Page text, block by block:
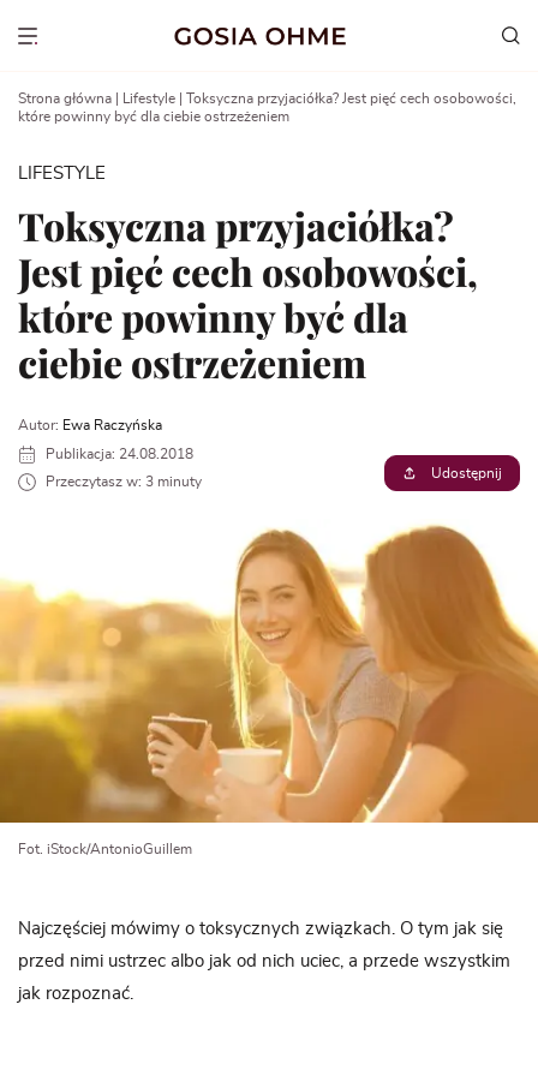
Show menu
Strona główna Lifestyle
Toksyczna przyjaciółka? Jest pięć cech osobowości,
które powinny być dla ciebie ostrzeżeniem
LIFESTYLE
Toksyczna przyjaciółka?
Jest pięć cech osobowości,
które powinny być dla
ciebie ostrzeżeniem
Autor: Ewa Raczyńska
Publikacja: 24.08.2018
Przeczytasz w: 3 minuty
Udostępnij
Fot. iStock/AntonioGuillem
Najczęściej mówimy o toksycznych związkach. O tym jak się
przed nimi ustrzec albo jak od nich uciec, a przede wszystkim
jak rozpoznać.